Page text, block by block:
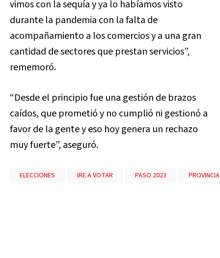
vimos con la sequía y ya lo habíamos visto
durante la pandemia con la falta de
acompañamiento a los comercios y a una gran
cantidad de sectores que prestan servicios”,
rememoró.
“Desde el principio fue una gestión de brazos
caídos, que prometió y no cumplió ni gestionó a
favor de la gente y eso hoy genera un rechazo
muy fuerte”, aseguró.
ELECCIONES IRE A VOTAR PASO 2023 PROVINCIA